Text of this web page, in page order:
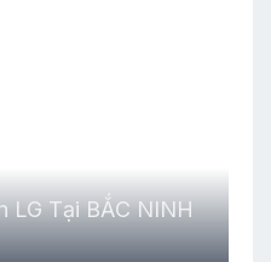
LG Tại BẮC NINH